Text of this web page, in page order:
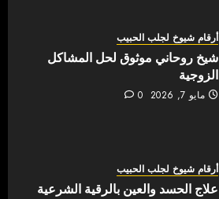
أرقام شيوخ لجلب الحبيب
شيخ روحاني موثوق لحل المشاكل
الزوجية
مايو 7, 2026 0
أرقام شيوخ لجلب الحبيب
علاج الحسد والعين بالرقية الشرعية